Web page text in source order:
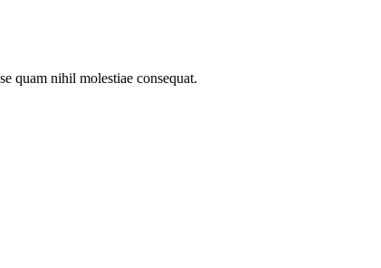
quam nihil molestiae consequat.